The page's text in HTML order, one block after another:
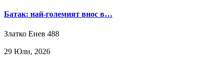
Батак: най-големият внос в…
Златко Енев 488
29 Юли, 2026